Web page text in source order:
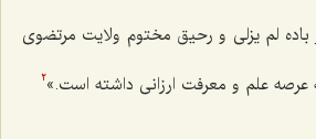
لم يزلى و رحيق مختوم ولايت مرتضوى
علم و معرفت ارزانى داشته است.»2